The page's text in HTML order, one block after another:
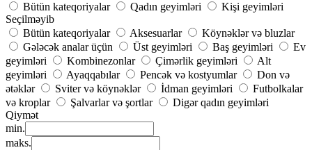
Bütün kateqoriyalar
Qadın geyimləri
Kişi geyimləri
Seçilməyib
Bütün kateqoriyalar
Aksesuarlar
Köynəklər və bluzlar
Gələcək analar üçün
Üst geyimləri Baş geyimləri
Ev
geyimləri
Kombinezonlar Çimərlik geyimləri
Alt
geyimləri
Ayaqqabılar Pencək və kostyumlar
Don və
ətəklər
Sviter və köynəklər İdman geyimləri
Futbolkalar
və kroplar
Şalvarlar və şortlar
Digər qadın geyimləri
Qiymət
min.
maks.